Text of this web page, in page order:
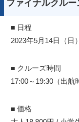
ファイナルクル
■ 日程
2023年5月14日（日）
■ クルーズ時間
17:00～19:30（出航
■ 価格